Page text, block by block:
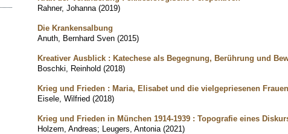
Rahner, Johanna (2019)
Die Krankensalbung
Anuth, Bernhard Sven (2015)
Kreativer Ausblick : Katechese als Begegnung, Berührung und
Boschki, Reinhold (2018)
Krieg und Frieden : Maria, Elisabet und die vielgepriesenen
Eisele, Wilfried (2018)
Krieg und Frieden in München 1914-1939 : Topografie eines
Holzem, Andreas; Leugers, Antonia (2021)